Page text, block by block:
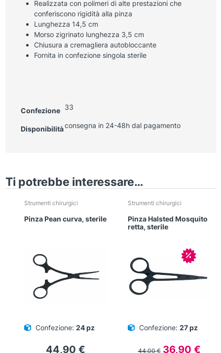
Realizzata con polimeri di alte prestazioni che
conferiscono rigidità alla pinza
Lunghezza 14,5 cm
Morso zigrinato lunghezza 3,5 cm
Chiusura a cremagliera autobloccante
Fornita in confezione singola sterile
Confezione 33
Disponibilitàconsegna in 24-48h dal pagamento
Ti potrebbe interessare…
Strumenti chirurgici
Pinza Pean curva, sterile
Confezione: 24 pz
44,90 €
Strumenti chirurgici
Pinza Halsted Mosquito
retta, sterile
In
Confezione: 27 pz
44,00€ Il
36,90 €Il